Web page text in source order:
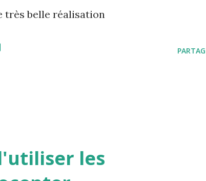
très belle réalisation
les